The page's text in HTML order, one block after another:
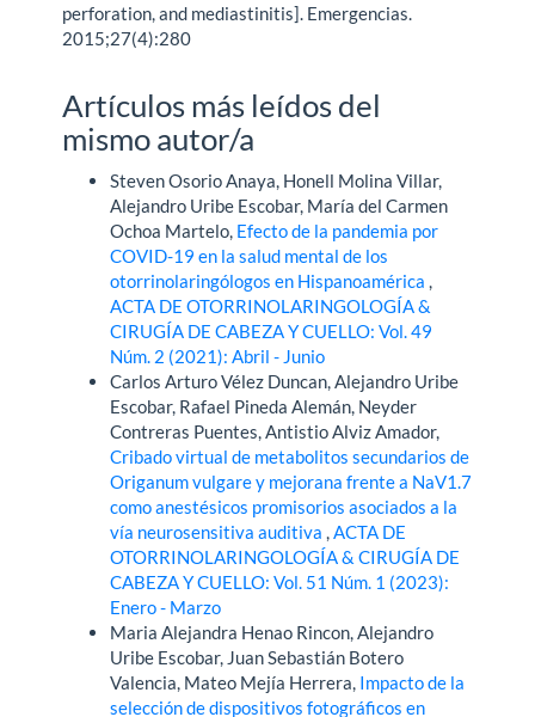
perforation, and mediastinitis]. Emergencias.
2015;27(4):280
Artículos más leídos del
mismo autor/a
Steven Osorio Anaya, Honell Molina Villar,
Alejandro Uribe Escobar, María del Carmen
Ochoa Martelo, Efecto de la pandemia por
COVID-19 en la salud mental de los
otorrinolaringólogos en Hispanoamérica,
ACTA DE OTORRINOLARINGOLOGÍA &
CIRUGÍA DE CABEZA Y CUELLO: Vol. 49
Núm. 2 (2021): Abril - Junio
Carlos Arturo Vélez Duncan, Alejandro Uribe
Escobar, Rafael Pineda Alemán, Neyder
Contreras Puentes, Antistio Alviz Amador,
Cribado virtual de metabolitos secundarios de
Origanum vulgare y mejorana frente a NaV1.7
como anestésicos promisorios asociados a la
vía neurosensitiva auditiva,ACTA DE
OTORRINOLARINGOLOGÍA & CIRUGÍA DE
CABEZA Y CUELLO: Vol. 51 Núm. 1 (2023):
Enero - Marzo
Maria Alejandra Henao Rincon, Alejandro
Uribe Escobar, Juan Sebastián Botero
Valencia, Mateo Mejía Herrera, Impacto de la
selección de dispositivos fotográficos en